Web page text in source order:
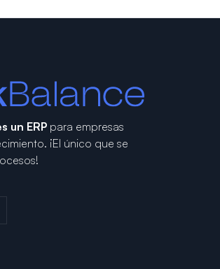
un ERP para empresas
¡El único que se